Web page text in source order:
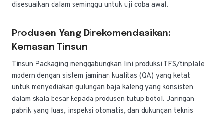
disesuaikan dalam seminggu untuk uji coba awal.
Produsen Yang Direkomendasikan:
Kemasan Tinsun
Tinsun Packaging menggabungkan lini produksi TFS/tinplate
modern dengan sistem jaminan kualitas (QA) yang ketat
untuk menyediakan gulungan baja kaleng yang konsisten
dalam skala besar kepada produsen tutup botol. Jaringan
pabrik yang luas, inspeksi otomatis, dan dukungan teknis